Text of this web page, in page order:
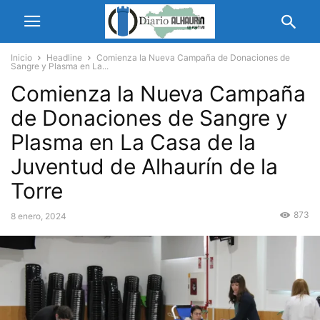
Inicio Headline
Comienza la Nueva Campaña de Donaciones de
Sangre y Plasma en La...
Comienza la Nueva Campaña
de Donaciones de Sangre y
Plasma en La Casa de la
Juventud de Alhaurín de la
Torre
8 enero, 2024 873